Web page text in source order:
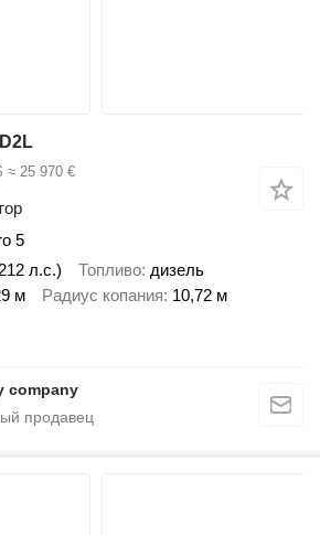
≈ 25 970 €
5
л.с.) Топливо дизель
м Радиус копания 10,72 м
company